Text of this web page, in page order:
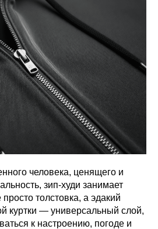
человека, ценящего и
зип-худи занимает
толстовка, а эдакий
куртки — универсальный слой,
к настроению, погоде и